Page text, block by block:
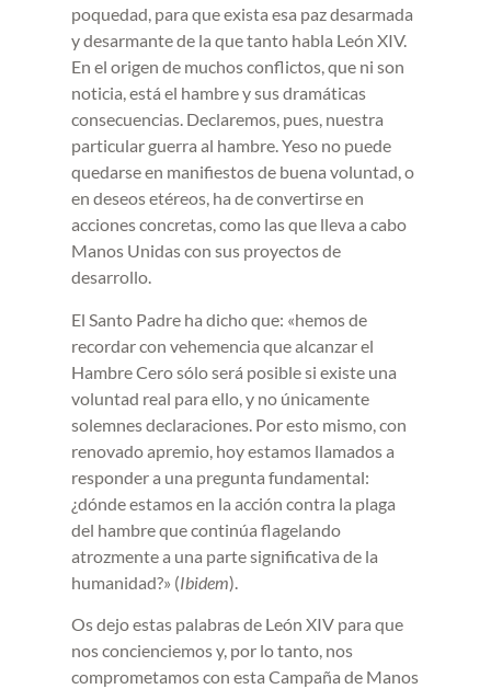
poquedad, para que exista esa paz desarmada
y desarmante de la que tanto habla León XIV.
En el origen de muchos conflictos, que ni son
noticia, está el hambre y sus dramáticas
consecuencias. Declaremos, pues, nuestra
particular guerra al hambre. Yeso no puede
quedarse en manifiestos de buena voluntad, o
en deseos etéreos, ha de convertirse en
acciones concretas, como las que lleva a cabo
Manos Unidas con sus proyectos de
desarrollo.
El Santo Padre ha dicho que: «hemos de
recordar con vehemencia que alcanzar el
Hambre Cero sólo será posible si existe una
voluntad real para ello, y no únicamente
solemnes declaraciones. Por esto mismo, con
renovado apremio, hoy estamos llamados a
responder a una pregunta fundamental:
¿dónde estamos en la acción contra la plaga
del hambre que continúa flagelando
atrozmente a una parte significativa de la
humanidad?» (Ibidem).
Os dejo estas palabras de León XIV para que
nos concienciemos y, por lo tanto, nos
comprometamos con esta Campaña de Manos